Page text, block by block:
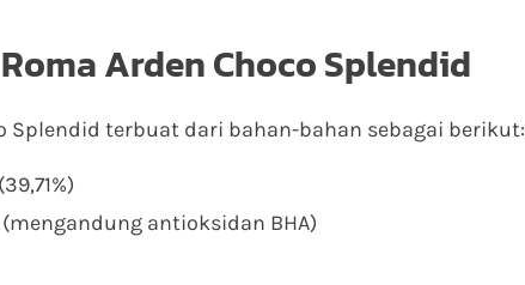
Arden Choco Splendid
Splendid terbuat dari bahan-bahan sebagai berikut:
antioksidan BHA)